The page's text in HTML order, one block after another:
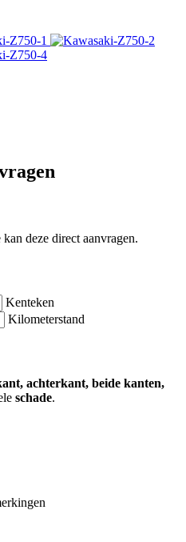
deze direct aanvragen.
Kenteken
Kilometerstand
achterkant, beide kanten,
schade.